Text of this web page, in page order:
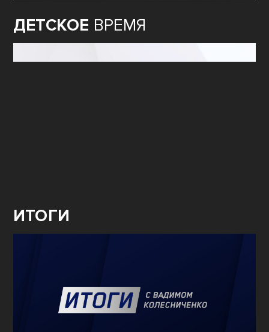
ДЕТСКОЕ ВРЕМЯ
ИТОГИ